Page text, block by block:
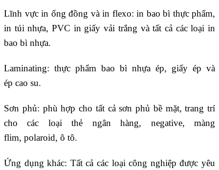
Lĩnh vực in ống đồng và in flexo: in bao bì thực phẩm,
in túi nhựa, PVC in giấy vải trắng và tất cả các loại in
bao bì nhựa.
Laminating: thực phẩm bao bì nhựa ép, giấy ép và
ép cao su.
Sơn phủ: phù hợp cho tất cả sơn phủ bề mặt, trang trí
cho các loại thẻ ngân hàng, negative, màng
flim, polaroid, ô tô.
Ứng dụng khác: Tất cả các loại công nghiệp được yêu